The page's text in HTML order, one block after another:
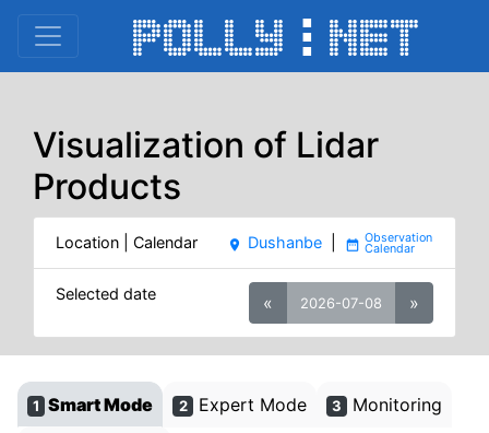
Visualization of Lidar
Products
Location | Calendar place Dushanbe date_range
Selected date « 2026-07-08 »
1 Smart Mode 2 Expert Mode 3 Monitoring